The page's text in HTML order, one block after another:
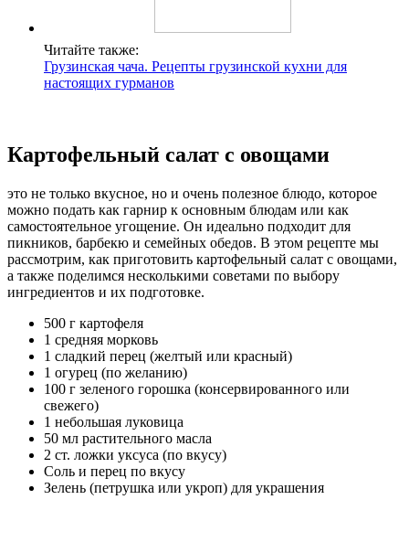
Читайте также:
Грузинская чача. Рецепты грузинской кухни для
настоящих гурманов
Картофельный салат с овощами
это не только вкусное, но и очень полезное блюдо, которое
можно подать как гарнир к основным блюдам или как
самостоятельное угощение. Он идеально подходит для
пикников, барбекю и семейных обедов. В этом рецепте мы
рассмотрим, как приготовить картофельный салат с овощами,
а также поделимся несколькими советами по выбору
ингредиентов и их подготовке.
500 г картофеля
1 средняя морковь
1 сладкий перец (желтый или красный)
1 огурец (по желанию)
100 г зеленого горошка (консервированного или
свежего)
1 небольшая луковица
50 мл растительного масла
2 ст. ложки уксуса (по вкусу)
Соль и перец по вкусу
Зелень (петрушка или укроп) для украшения